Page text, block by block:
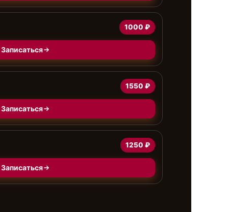
1000 ₽
Записаться
1550 ₽
Записаться
1250 ₽
Записаться